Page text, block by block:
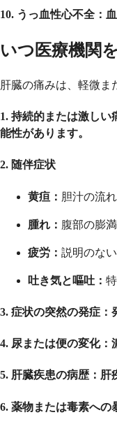
10. うっ血性心不全：
いつ医療機関
肝臓の痛みは、軽微ま
1. 持続的または激しい
能性があります。
2. 随伴症状
黄疸： 胆汁の流
腫れ： 腹部の膨
疲労： 説明のな
吐き気と嘔吐：
3. 症状の突然の発症：
4. 尿または便の変化：
5. 肝臓疾患の病歴： 肝
6. 薬物または毒素への